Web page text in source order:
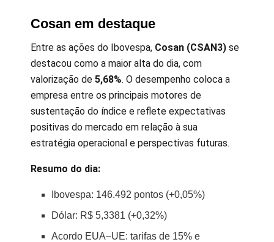
Cosan em destaque
Entre as ações do Ibovespa, Cosan (CSAN3) se
destacou como a maior alta do dia, com
valorização de 5,68%. O desempenho coloca a
empresa entre os principais motores de
sustentação do índice e reflete expectativas
positivas do mercado em relação à sua
estratégia operacional e perspectivas futuras.
Resumo do dia:
Ibovespa: 146.492 pontos (+0,05%)
Dólar: R$ 5,3381 (+0,32%)
Acordo EUA–UE: tarifas de 15% e